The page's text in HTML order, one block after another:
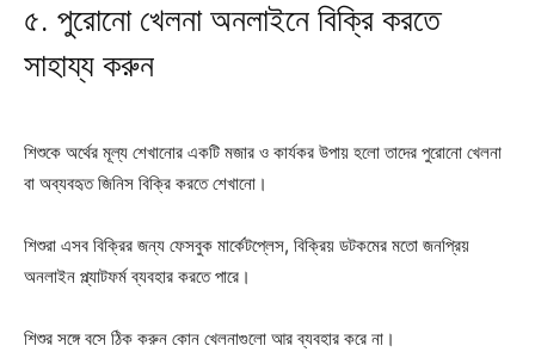
৫. পুরোনো খেলনা অনলাইনে বিক্রি করতে
সাহায্য করুন
শিশুকে অর্থের মূল্য শেখানোর একটি মজার ও কার্যকর উপায় হলো তাদের পুরোনো খেলনা
বা অব্যবহৃত জিনিস বিক্রি করতে শেখানো।
শিশুরা এসব বিক্রির জন্য ফেসবুক মার্কেটপ্লেস, বিক্রিয় ডটকমের মতো জনপ্রিয়
অনলাইন প্ল্যাটফর্ম ব্যবহার করতে পারে।
শিশুর সঙ্গে বসে ঠিক করুন কোন খেলনাগুলো আর ব্যবহার করে না।